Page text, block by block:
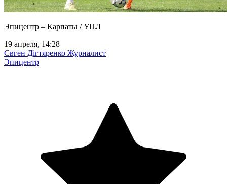
Эпицентр – Карпаты / УПЛ
19 апреля, 14:28
Євген Дігтяренко Журналист
Эпицентр